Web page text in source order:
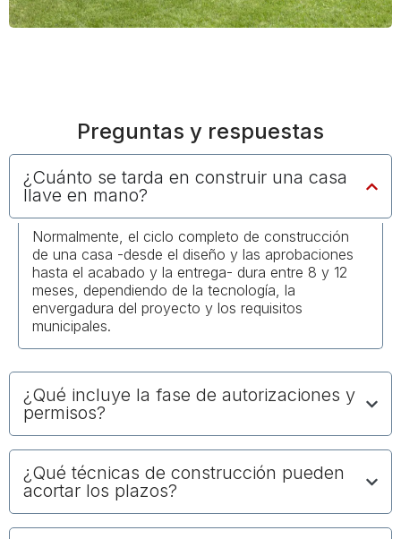
Preguntas y respuestas
¿Cuánto se tarda en construir una casa
llave en mano?
Normalmente, el ciclo completo de construcción
de una casa -desde el diseño y las aprobaciones
hasta el acabado y la entrega- dura entre 8 y 12
meses, dependiendo de la tecnología, la
envergadura del proyecto y los requisitos
municipales.
¿Qué incluye la fase de autorizaciones y
permisos?
¿Qué técnicas de construcción pueden
acortar los plazos?